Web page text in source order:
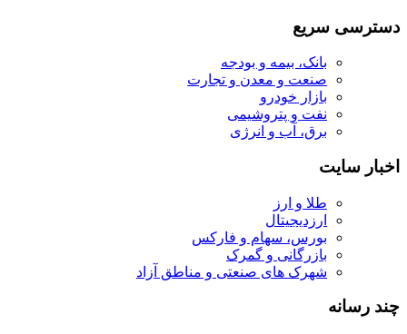
دسترسی سریع
بانک، بیمه و بودجه
صنعت و معدن و تجارت
بازار خودرو
نفت و پتروشیمی
برق، آب و انرژی
اخبار سایت
طلا و ارز
ارزدیجیتال
بورس، سهام و فارکس
بازرگانی و گمرک
شهرک های صنعتی و مناطق آزاد
چند رسانه